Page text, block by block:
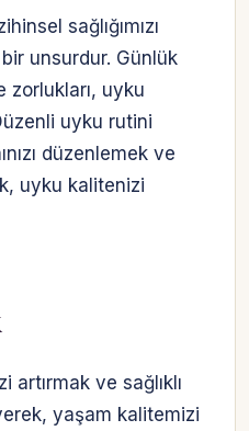
sağlığımızı
unsurdur. Günlük
zorlukları, uyku
uyku rutini
düzenlemek ve
uyku kalitenizi
artırmak ve sağlıklı
yaşam kalitemizi